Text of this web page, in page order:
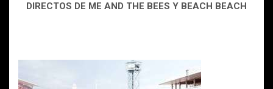
DIRECTOS DE ME AND THE BEES Y BEACH BEACH